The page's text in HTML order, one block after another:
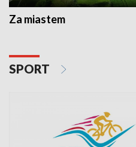
Za miastem
SPORT